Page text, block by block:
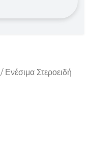
/ Ενέσιμα Στεροειδή